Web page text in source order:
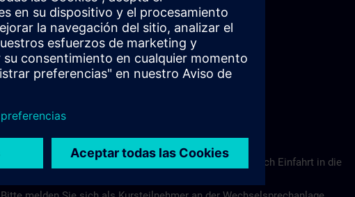
Öffentliche Verkehrsmittel ab Hauptbahnhof
Buslinie 23 in Richtung "Neefepark"
bis Haltestelle "Clemens-Winkler-Straße"
Bitte parken Sie auf dem Siemens-Parkplatz "P2" links nach Einfahrt in die